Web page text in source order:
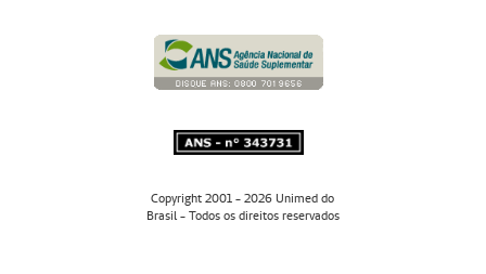
Copyright 2001 - 2026 Unimed do
Brasil - Todos os direitos reservados